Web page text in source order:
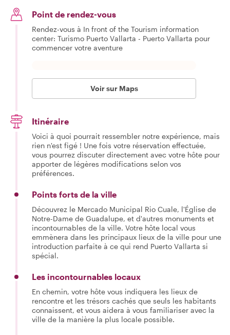
Point de rendez-vous
Rendez-vous à In front of the Tourism information
center: Turismo Puerto Vallarta - Puerto Vallarta pour
commencer votre aventure
Voir sur Maps
Itinéraire
Voici à quoi pourrait ressembler notre expérience, mais
rien n'est figé ! Une fois votre réservation effectuée,
vous pourrez discuter directement avec votre hôte pour
apporter de légères modifications selon vos
préférences.
Points forts de la ville
Découvrez le Mercado Municipal Rio Cuale, l'Église de
Notre-Dame de Guadalupe, et d'autres monuments et
incontournables de la ville. Votre hôte local vous
emmènera dans les principaux lieux de la ville pour une
introduction parfaite à ce qui rend Puerto Vallarta si
spécial.
Les incontournables locaux
En chemin, votre hôte vous indiquera les lieux de
rencontre et les trésors cachés que seuls les habitants
connaissent, et vous aidera à vous familiariser avec la
ville de la manière la plus locale possible.